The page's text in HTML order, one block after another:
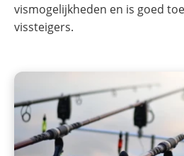
vismogelijkheden en is goed
vissteigers.